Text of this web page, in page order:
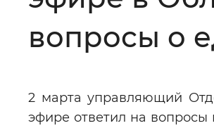
вопросы о
2 марта управляющий
эфире ответил на